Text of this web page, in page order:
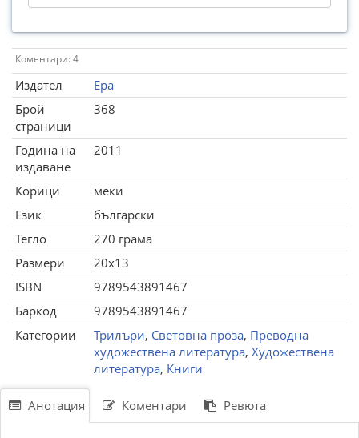
Коментари: 4
Издател
Ера
Брой
страници
368
Година на
издаване
2011
Корици
меки
Език
български
Тегло
270 грама
Размери
20x13
ISBN
9789543891467
Баркод
9789543891467
Категории
Трилъри, Световна проза, Преводна
художествена литература, Художествена
литература, Книги
Анотация Коментари Ревюта